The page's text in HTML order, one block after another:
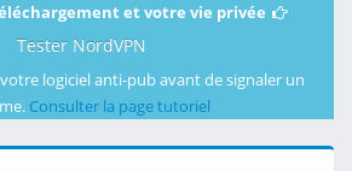
et votre vie privée
Tester NordVPN
logiciel anti-pub avant de signaler un
Consulter la page tutoriel